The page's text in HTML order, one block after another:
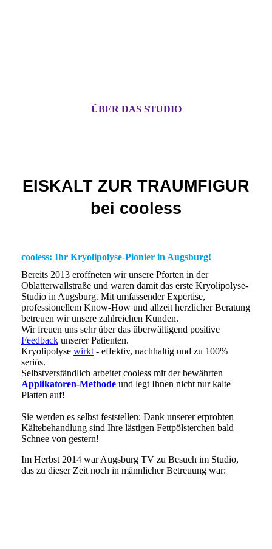
ÜBER DAS STUDIO
EISKALT ZUR TRAUMFIGUR
bei cooless
cooless: Ihr Kryolipolyse-Pionier in Augsburg!
Bereits 2013 eröffneten wir unsere Pforten in der
Oblatterwallstraße und waren damit das erste Kryolipolyse-
Studio in Augsburg. Mit umfassender Expertise,
professionellem Know-How und allzeit herzlicher Beratung
betreuen wir unsere zahlreichen Kunden.
Wir freuen uns sehr über das überwältigend positive
Feedback unserer Patienten.
Kryolipolyse wirkt - effektiv, nachhaltig und zu 100%
seriös.
Selbstverständlich arbeitet cooless mit der bewährten
Applikatoren-Methode und legt Ihnen nicht nur kalte
Platten auf!
Sie werden es selbst feststellen: Dank unserer erprobten
Kältebehandlung sind Ihre lästigen Fettpölsterchen bald
Schnee von gestern!
Im Herbst 2014 war Augsburg TV zu Besuch im Studio,
das zu dieser Zeit noch in männlicher Betreuung war: